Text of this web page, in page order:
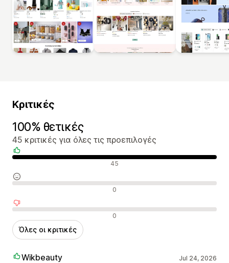
Κριτικές
100% θετικές
45 κριτικές για όλες τις προεπιλογές
Θετικές κριτικές 45
Ουδέτερες κριτικές 0
Αρνητικές κριτικές 0
Όλες οι κριτικές
Wikbeauty Jul 24, 2026